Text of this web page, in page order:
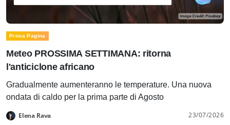
Prima Pagina
Meteo PROSSIMA SETTIMANA: ritorna
l'anticiclone africano
Gradualmente aumenteranno le temperature. Una nuova
ondata di caldo per la prima parte di Agosto
Elena Rava 23/07/2026